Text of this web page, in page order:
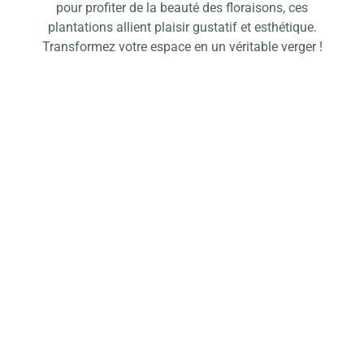
pour profiter de la beauté des floraisons, ces
plantations allient plaisir gustatif et esthétique.
Transformez votre espace en un véritable verger !